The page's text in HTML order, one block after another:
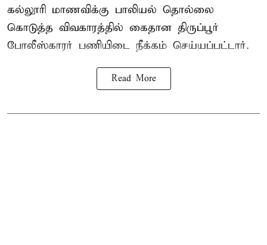
கல்லூரி மாணவிக்கு பாலியல் தொல்லை
கொடுத்த விவகாரத்தில் கைதான திருப்பூர்
போலீஸ்காரர் பணியிடை நீக்கம் செய்யப்பட்டார்.
Read More